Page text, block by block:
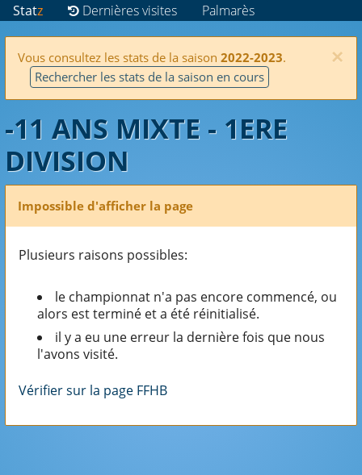
Statz Dernières visites Palmarès
×
Vous consultez les stats de la saison 2022-2023.
Rechercher les stats de la saison en cours
-11 ANS MIXTE - 1ERE
DIVISION
Impossible d'afficher la page
Plusieurs raisons possibles:
le championnat n'a pas encore commencé, ou
alors est terminé et a été réinitialisé.
il y a eu une erreur la dernière fois que nous
l'avons visité.
Vérifier sur la page FFHB